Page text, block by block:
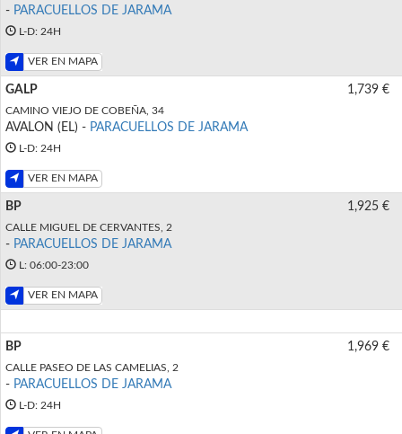
- PARACUELLOS DE JARAMA
L-D: 24H
VER EN MAPA
GALP
CAMINO VIEJO DE COBEÑA, 34
AVALON (EL) - PARACUELLOS DE JARAMA
L-D: 24H
VER EN MAPA
1,739 €
BP
CALLE MIGUEL DE CERVANTES, 2
- PARACUELLOS DE JARAMA
L: 06:00-23:00
VER EN MAPA
1,925 €
BP
CALLE PASEO DE LAS CAMELIAS, 2
- PARACUELLOS DE JARAMA
L-D: 24H
1,969 €